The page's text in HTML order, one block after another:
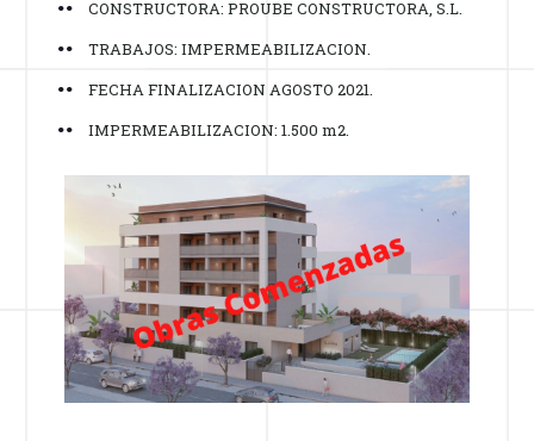
CONSTRUCTORA: PROUBE CONSTRUCTORA, S.L.
TRABAJOS: IMPERMEABILIZACION.
FECHA FINALIZACION AGOSTO 2021.
IMPERMEABILIZACION: 1.500 m2.